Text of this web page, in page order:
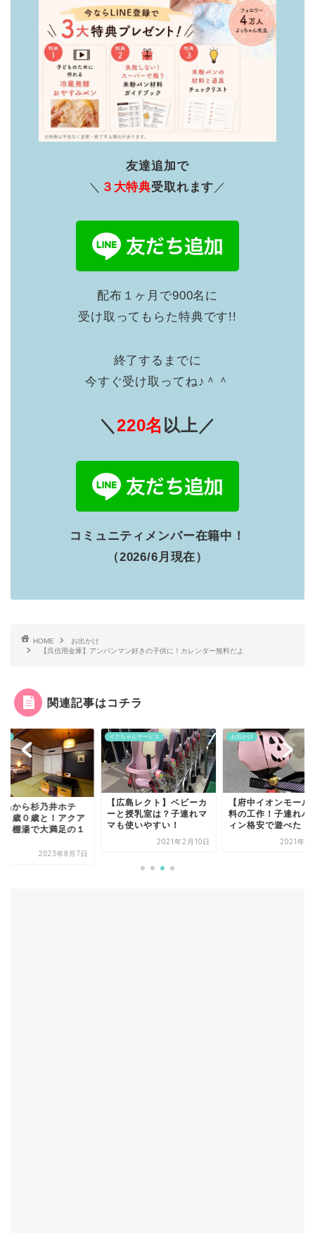
友達追加で
＼ ３大特典受取れます ／
配布１ヶ月で900名に
受け取ってもらた特典です!!
終了するまでに
今すぐ受け取ってね♪＾＾
＼ 220名 以上／
コミュニティメンバー在籍中！
（2026/6月現在）
HOME
お出かけ
【呉信用金庫】アンパンマン好きの子供に！カレンダー無料だよ
関連記事はコチラ
島から杉乃井ホテ
２歳０歳と！アクア
ト棚湯で大満足の１
2023年8月7日
イクちゃんサービス
【広島レクト】ベビーカ
ーと授乳室は？子連れマ
マも使いやすい！
2021年2月10日
お出かけ
【府中イオンモール
料の工作！子連れハ
ィン格安で遊べた！
2021年11